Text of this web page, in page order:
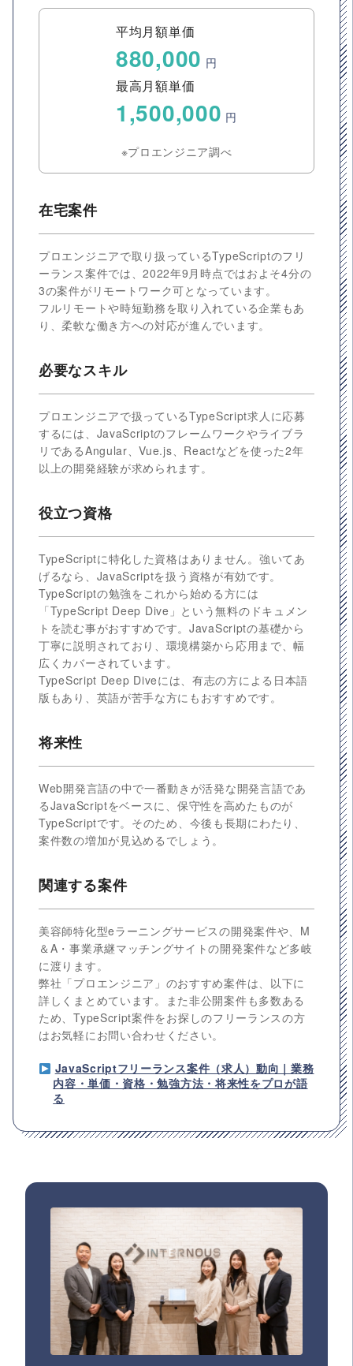
平均月額単価
880,000 円
最高月額単価
1,500,000 円
※プロエンジニア調べ
在宅案件
プロエンジニアで取り扱っているTypeScriptのフリ
ーランス案件では、2022年9月時点ではおよそ4分の
3の案件がリモートワーク可となっています。
フルリモートや時短勤務を取り入れている企業もあ
り、柔軟な働き方への対応が進んでいます。
必要なスキル
プロエンジニアで扱っているTypeScript求人に応募
するには、JavaScriptのフレームワークやライブラ
リであるAngular、Vue.js、Reactなどを使った2年
以上の開発経験が求められます。
役立つ資格
TypeScriptに特化した資格はありません。強いてあ
げるなら、JavaScriptを扱う資格が有効です。
TypeScriptの勉強をこれから始める方には
「TypeScript Deep Dive」という無料のドキュメン
トを読む事がおすすめです。JavaScriptの基礎から
丁寧に説明されており、環境構築から応用まで、幅
広くカバーされています。
TypeScript Deep Diveには、有志の方による日本語
版もあり、英語が苦手な方にもおすすめです。
将来性
Web開発言語の中で一番動きが活発な開発言語であ
るJavaScriptをベースに、保守性を高めたものが
TypeScriptです。そのため、今後も長期にわたり、
案件数の増加が見込めるでしょう。
関連する案件
美容師特化型eラーニングサービスの開発案件や、M
＆A・事業承継マッチングサイトの開発案件など多岐
に渡ります。
弊社「プロエンジニア」のおすすめ案件は、以下に
詳しくまとめています。また非公開案件も多数ある
ため、TypeScript案件をお探しのフリーランスの方
はお気軽にお問い合わせください。
JavaScriptフリーランス案件（求人）動向｜業務
内容・単価・資格・勉強方法・将来性をプロが語
る